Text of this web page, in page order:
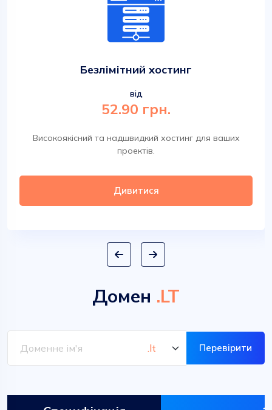
Безлімітний хостинг
від
52.90 грн.
Високоякісний та надшвидкий хостинг для ваших
проектів.
Дивитися
Домен .LT
Перевірити